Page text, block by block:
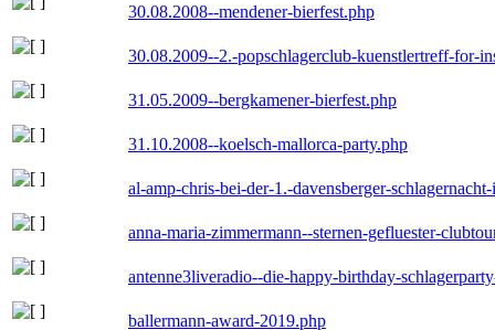
30.08.2008--mendener-bierfest.php
30.08.2009--2.-popschlagerclub-kuenstlertreff-for-
31.05.2009--bergkamener-bierfest.php
31.10.2008--koelsch-mallorca-party.php
al-amp-chris-bei-der-1.-davensberger-
anna-maria-zimmermann--sternen-gefluester-
antenne3liveradio--die-happy-birthday-
ballermann-award-2019.php